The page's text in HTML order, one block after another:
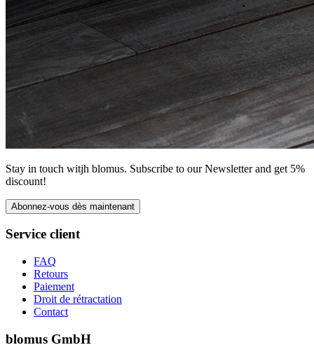
Stay in touch witjh blomus. Subscribe to our Newsletter and get 5%
discount!
Abonnez-vous dès maintenant
Service client
FAQ
Retours
Paiement
Droit de rétractation
Contact
blomus GmbH